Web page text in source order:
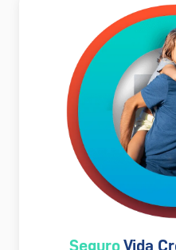
SeguroVida